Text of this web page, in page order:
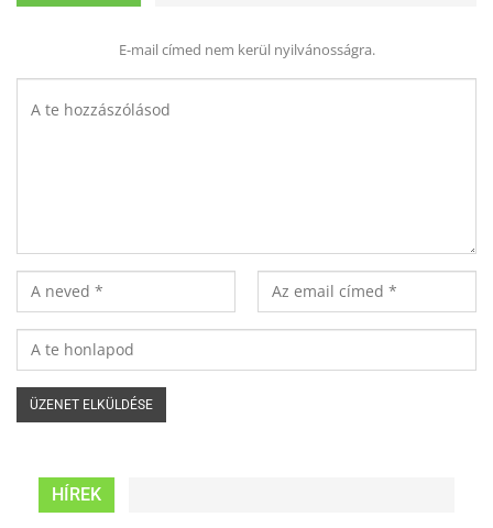
E-mail címed nem kerül nyilvánosságra.
HÍREK